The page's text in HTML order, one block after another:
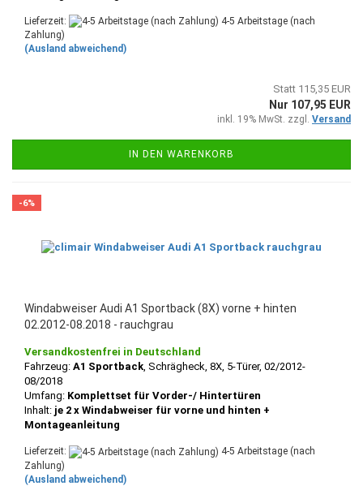
Lieferzeit:
4-5 Arbeitstage (nach
Zahlung)
(Ausland abweichend)
Statt 115,35 EUR
Nur 107,95 EUR
inkl. 19% MwSt. zzgl. Versand
IN DEN WARENKORB
-6%
Windabweiser Audi A1 Sportback (8X) vorne + hinten
02.2012-08.2018 - rauchgrau
Versandkostenfrei in Deutschland
Fahrzeug: A1 Sportback, Schrägheck, 8X, 5-Türer, 02/2012-
08/2018
Umfang: Komplettset für Vorder-/ Hintertüren
Inhalt: je 2 x Windabweiser für vorne und hinten +
Montageanleitung
Lieferzeit:
4-5 Arbeitstage (nach
Zahlung)
(Ausland abweichend)